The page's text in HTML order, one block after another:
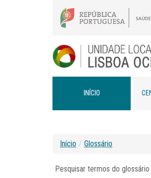
INÍCIO
Início / Glossário
Pesquisar termos do